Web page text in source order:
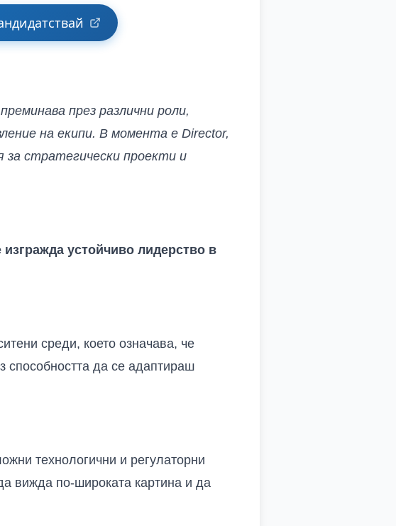
през различни роли,
на екипи. В момента е Director,
за стратегически проекти и
устойчиво лидерство в
среди, което означава, че
способността да се адаптираш
технологични и регулаторни
вижда по-широката картина и да